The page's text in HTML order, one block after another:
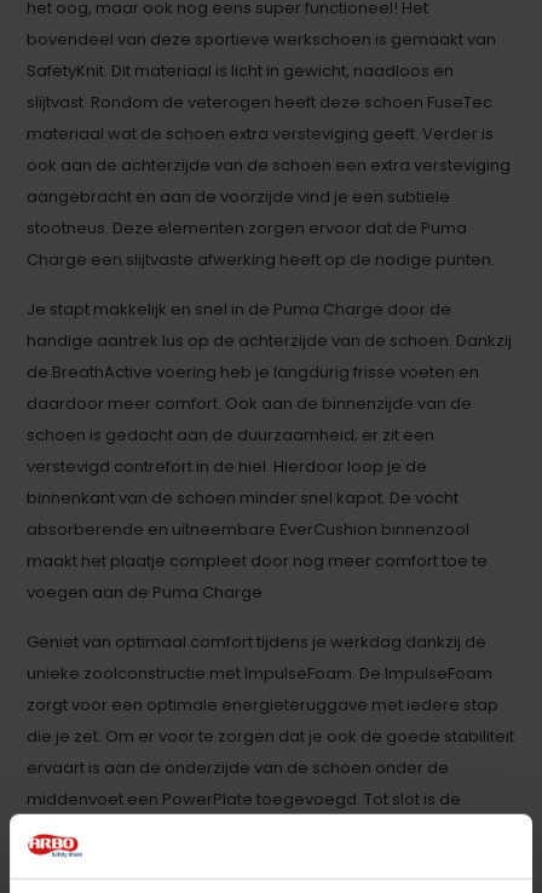
het oog, maar ook nog eens super functioneel! Het
bovendeel van deze sportieve werkschoen is gemaakt van
SafetyKnit. Dit materiaal is licht in gewicht, naadloos en
slijtvast. Rondom de veterogen heeft deze schoen FuseTec
materiaal wat de schoen extra versteviging geeft. Verder is
ook aan de achterzijde van de schoen een extra versteviging
aangebracht en aan de voorzijde vind je een subtiele
stootneus. Deze elementen zorgen ervoor dat de Puma
Charge een slijtvaste afwerking heeft op de nodige punten.
Je stapt makkelijk en snel in de Puma Charge door de
handige aantrek lus op de achterzijde van de schoen. Dankzij
de BreathActive voering heb je langdurig frisse voeten en
daardoor meer comfort. Ook aan de binnenzijde van de
schoen is gedacht aan de duurzaamheid; er zit een
verstevigd contrefort in de hiel. Hierdoor loop je de
binnenkant van de schoen minder snel kapot. De vocht
absorberende en uitneembare EverCushion binnenzool
maakt het plaatje compleet door nog meer comfort toe te
voegen aan de Puma Charge.
Geniet van optimaal comfort tijdens je werkdag dankzij de
unieke zoolconstructie met ImpulseFoam. De ImpulseFoam
zorgt voor een optimale energieteruggave met iedere stap
die je zet. Om er voor te zorgen dat je ook de goede stabiliteit
ervaart is aan de onderzijde van de schoen onder de
middenvoet een PowerPlate toegevoegd. Tot slot is de
loopzool van de Puma Charge gemaakt van rubber met een
functioneel profiel, waardoor modder en vuil niet zo makkelijk